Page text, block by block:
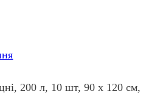
200 л, 10 шт, 90 х 120 см,